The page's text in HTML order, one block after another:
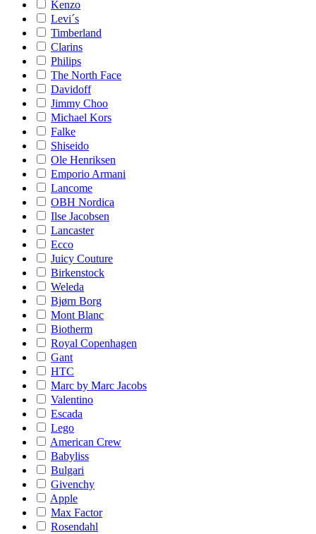
Kenzo
Levi´s
Timberland
Clarins
Philips
The North Face
Davidoff
Jimmy Choo
Michael Kors
Falke
Shiseido
Ole Henriksen
Emporio Armani
Lancome
OBH Nordica
Ilse Jacobsen
Lancaster
Ecco
Juicy Couture
Birkenstock
Weleda
Bjørn Borg
Mont Blanc
Biotherm
Royal Copenhagen
Gant
HTC
Marc by Marc Jacobs
Valentino
Escada
Lego
American Crew
Babyliss
Bulgari
Givenchy
Apple
Max Factor
Rosendahl